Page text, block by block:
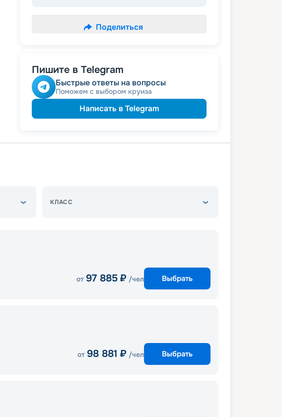
Поделиться
Пишите в Telegram
Быстрые ответы на вопросы
Поможем с выбором круиза
Написать в Telegram
КЛАСС
от 97 885 ₽ /чел Выбрать
от 98 881 ₽ /чел Выбрать